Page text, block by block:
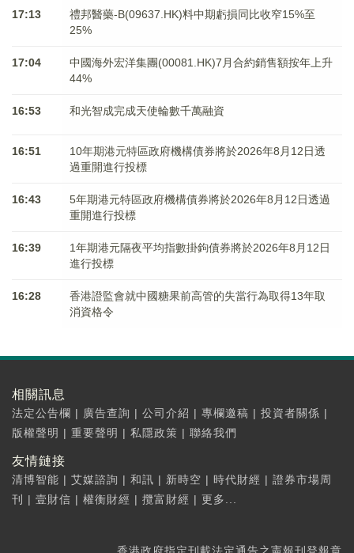
17:13
禮邦醫藥-B(09637.HK)料中期虧損同比收窄15%至
25%
17:04
中國海外宏洋集團(00081.HK)7月合約銷售額按年上升
44%
16:53 和光智成完成天使輪數千萬融資
16:51
10年期港元特區政府機構債券將於2026年8月12日透
過重開進行投標
16:43
5年期港元特區政府機構債券將於2026年8月12日透過
重開進行投標
16:39
1年期港元隔夜平均指數掛鉤債券將於2026年8月12日
進行投標
16:28
香港證監會就中國糖果前高管的失當行為取得13年取
消資格令
相關訊息
法定公告欄 | 廣告查詢 | 公司介紹 | 專欄邀稿 | 投資者關係 |
版權聲明 | 重要聲明 | 私隱政策 | 聯絡我們
友情鏈接
清博智能 | 艾媒諮詢 | 和訊 | 新時空 | 時代財經 | 證券市場周
刊
| 壹財信 | 權衡財經 | 攬富財經 | 更多...